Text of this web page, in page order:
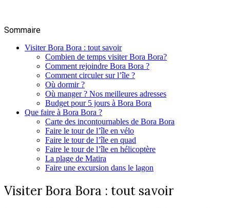
Sommaire
Visiter Bora Bora : tout savoir
Combien de temps visiter Bora Bora?
Comment rejoindre Bora Bora ?
Comment circuler sur l’île ?
Où dormir ?
Où manger ? Nos meilleures adresses
Budget pour 5 jours à Bora Bora
Que faire à Bora Bora ?
Carte des incontournables de Bora Bora
Faire le tour de l’île en vélo
Faire le tour de l’île en quad
Faire le tour de l’île en hélicoptère
La plage de Matira
Faire une excursion dans le lagon
Visiter Bora Bora : tout savoir